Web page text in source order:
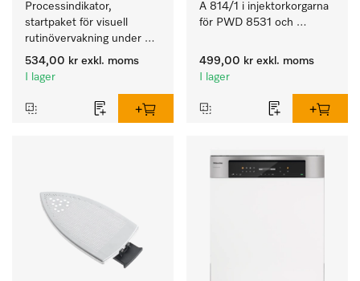
Processindikator,
startpaket för visuell
rutinövervakning under
disk- och
desinfektionsprocessen.
534,00 kr exkl. moms
I lager
A 814/1 i injektorkorgarna
för PWD 8531 och
499,00 kr exkl. moms
I lager